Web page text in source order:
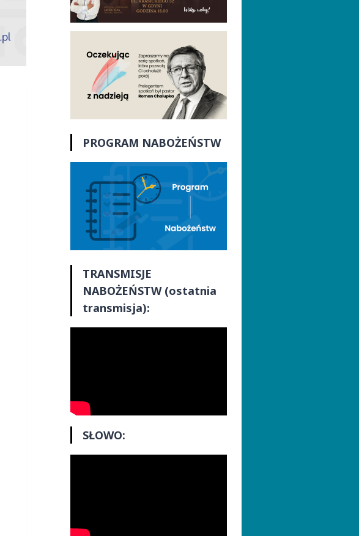
PROGRAM NABOŻEŃSTW
TRANSMISJE
NABOŻEŃSTW (ostatnia
transmisja):
SŁOWO: